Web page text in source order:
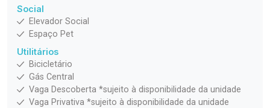
Social
Elevador Social
Espaço Pet
Utilitários
Bicicletário
Gás Central
Vaga Descoberta *sujeito à disponibilidade da unidade
Vaga Privativa *sujeito à disponibilidade da unidade